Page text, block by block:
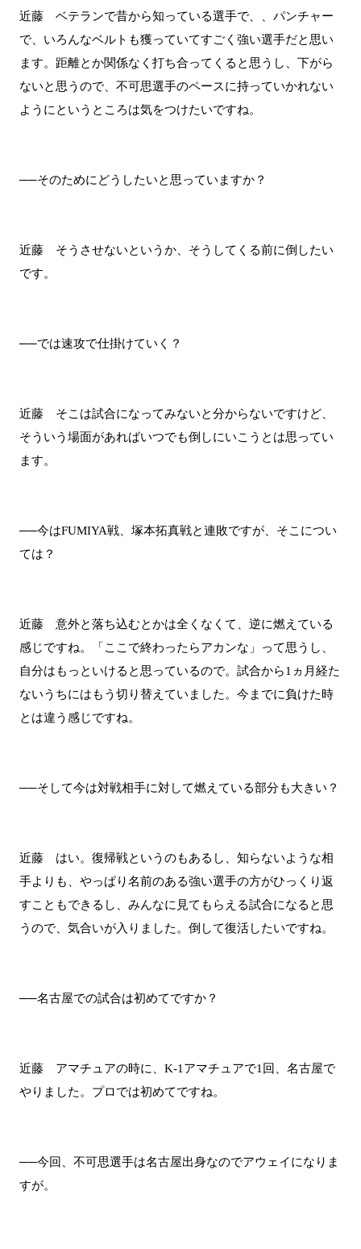
近藤 ベテランで昔から知っている選手で、、パンチャー
で、いろんなベルトも獲っていてすごく強い選手だと思い
ます。距離とか関係なく打ち合ってくると思うし、下がら
ないと思うので、不可思選手のペースに持っていかれない
ようにというところは気をつけたいですね。
──そのためにどうしたいと思っていますか？
近藤 そうさせないというか、そうしてくる前に倒したい
です。
──では速攻で仕掛けていく？
近藤 そこは試合になってみないと分からないですけど、
そういう場面があればいつでも倒しにいこうとは思ってい
ます。
──今はFUMIYA戦、塚本拓真戦と連敗ですが、そこについ
ては？
近藤 意外と落ち込むとかは全くなくて、逆に燃えている
感じですね。「ここで終わったらアカンな」って思うし、
自分はもっといけると思っているので。試合から1ヵ月経た
ないうちにはもう切り替えていました。今までに負けた時
とは違う感じですね。
──そして今は対戦相手に対して燃えている部分も大きい？
近藤 はい。復帰戦というのもあるし、知らないような相
手よりも、やっぱり名前のある強い選手の方がひっくり返
すこともできるし、みんなに見てもらえる試合になると思
うので、気合いが入りました。倒して復活したいですね。
──名古屋での試合は初めてですか？
近藤 アマチュアの時に、K-1アマチュアで1回、名古屋で
やりました。プロでは初めてですね。
──今回、不可思選手は名古屋出身なのでアウェイになりま
すが。